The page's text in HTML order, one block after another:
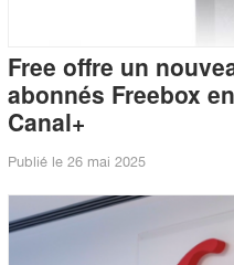
Free offre un
abonnés Freebox
Canal+
Publié le 26 mai 2025